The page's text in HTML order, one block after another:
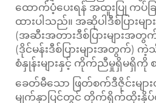
ထောက်ပံ့ပေးရန် အထူးပြု ကပ်ခြ
ထားပါသည်။ အဆိုပါဒီစ်ပြားမျာ
(အဆီးအတားဒီစ်ပြားများအ
(ဒိုင်မန်းဒီစ်ပြားများအတွက်)
စံနှုန်းများနှင့် ကိုက်ညီမှုရှိမရှိကို စ
ခေတ်မီသော ဖြတ်စက်ဒီဇိုင်းများ
မျက်နှာပြင်တွင် တိုက်ရိုက်ထိုးနှိ